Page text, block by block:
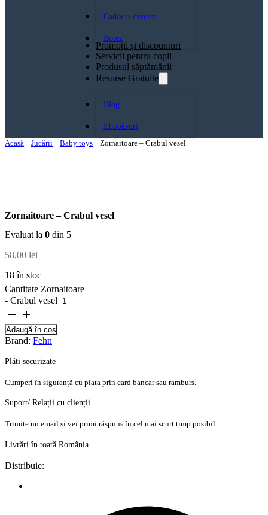
Cadouri diverse
Botez
Promoții și discounturi
Servicii pentru copii
Produsul săptămănii
Resurse Gratuite
Blog
Ebook-uri
Acasă
Jucării Baby toys Zornaitoare – Crabul vesel
Zornaitoare – Crabul vesel
Evaluat la 0 din 5
58,00 lei
18 în stoc
Cantitate Zornaitoare
- Crabul vesel
Adaugă în coș
Brand: Fehn
Plăți securizate
Cumperi în siguranță cu plata prin card bancar sau ramburs.
Suport/ Relații cu clienții
Trimite un email și vei primi răspuns în cel mai scurt timp posibil.
Livrări în toată România
Distribuie: